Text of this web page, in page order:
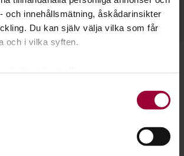
och innehållsmätning, åskådarinsikter
Du kan själv välja vilka som får
och i vilka syften.
noggrannhet på upp till flera meter
hur dina personliga uppgifter
studiecirkel!
med andra genom att starta en
starta studiecirkel